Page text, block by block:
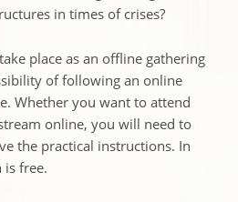
in times of crises?
place as an offline gathering
of following an online
Whether you want to attend
online, you will need to
the practical instructions. In
is free.